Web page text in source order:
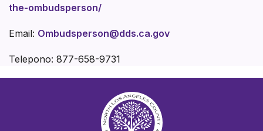
the-ombudsperson/
Email: Ombudsperson@dds.ca.gov
Telepono: 877-658-9731